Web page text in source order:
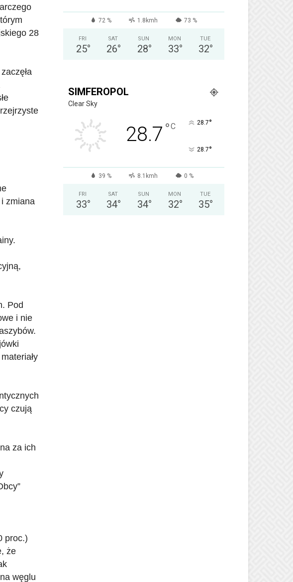
28
zmiana
Pod
i nie
czują
za ich
proc.)
że
węglu
72 % 1.8kmh 73 %
FRI
25°
SAT
26°
SUN
28°
MON
33°
TUE
32°
SIMFEROPOL
Clear Sky
28.7 °C 28.7°
28.7°
39 % 8.1kmh 0 %
FRI
33°
SAT
34°
SUN
34°
MON
32°
TUE
35°